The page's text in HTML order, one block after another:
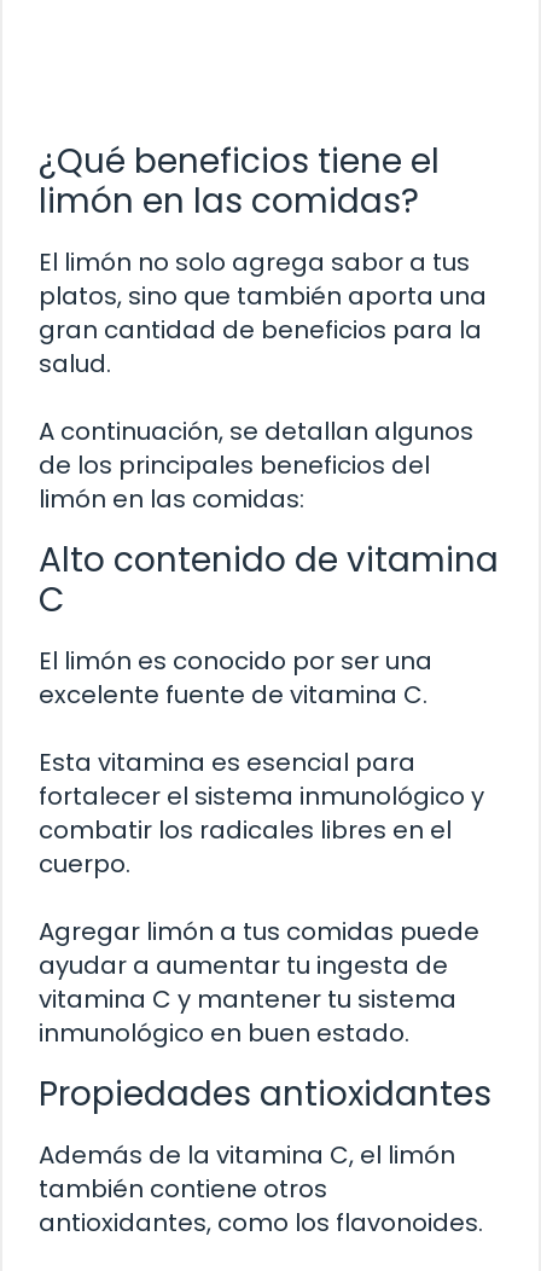
¿Qué beneficios tiene el
limón en las comidas?
El limón no solo agrega sabor a tus
platos, sino que también aporta una
gran cantidad de beneficios para la
salud.
A continuación, se detallan algunos
de los principales beneficios del
limón en las comidas:
Alto contenido de vitamina
C
El limón es conocido por ser una
excelente fuente de vitamina C.
Esta vitamina es esencial para
fortalecer el sistema inmunológico y
combatir los radicales libres en el
cuerpo.
Agregar limón a tus comidas puede
ayudar a aumentar tu ingesta de
vitamina C y mantener tu sistema
inmunológico en buen estado.
Propiedades antioxidantes
Además de la vitamina C, el limón
también contiene otros
antioxidantes, como los flavonoides.